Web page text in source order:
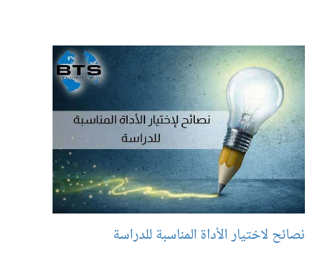
نصائح لاختيار الأداة المناسبة للدراسة